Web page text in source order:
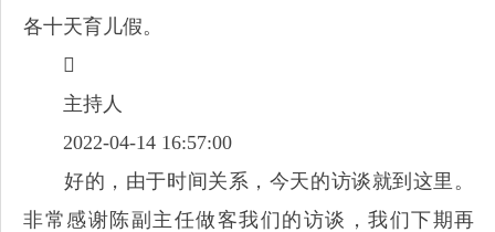
各十天育儿假。

主持人
2022-04-14 16:57:00
好的，由于时间关系，今天的访谈就到这里。
非常感谢陈副主任做客我们的访谈，我们下期再